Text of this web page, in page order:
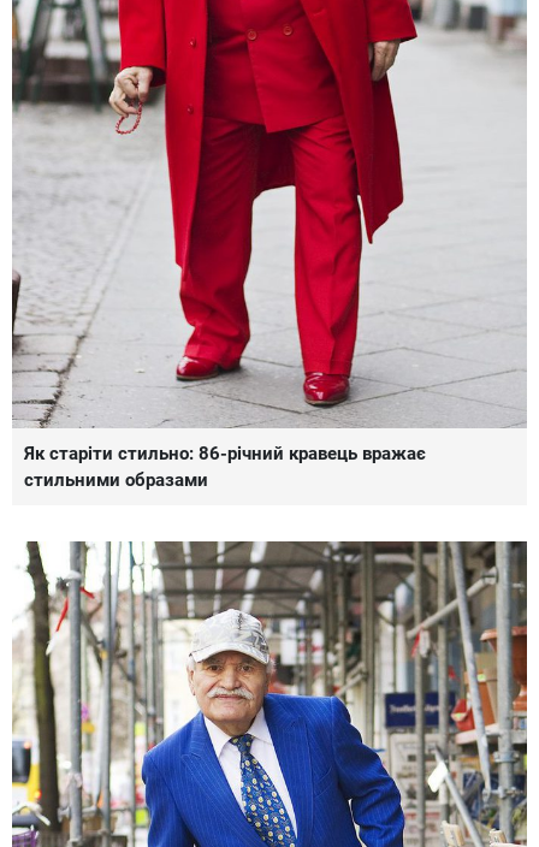
Як старіти стильно: 86-річний кравець вражає
стильними образами